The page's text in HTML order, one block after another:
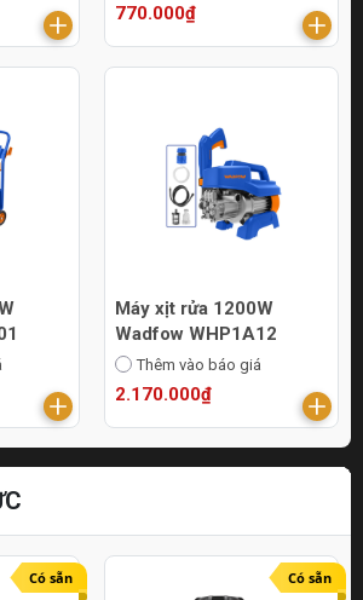
770.000₫
Máy xịt rửa 1200W
Wadfow WHP1A12
Thêm vào báo giá
2.170.000₫
Có sẵn Có sẵn